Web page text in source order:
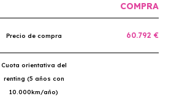
COMPRA
Precio de compra 60.792 €
Cuota orientativa del
renting (5 años con
10.000km/año)